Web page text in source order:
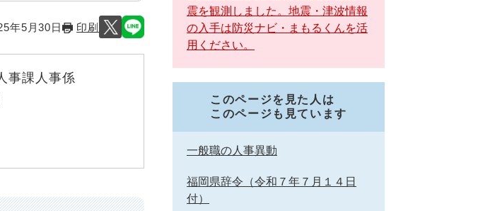
年5月30日 印刷
事課人事係
震を観測しました。地震・津波情報
の入手は防災ナビ・まもるくんを活
用ください。
このページを見た人は
このページも見ています
一般職の人事異動
福岡県辞令（令和７年７月１４日
付）